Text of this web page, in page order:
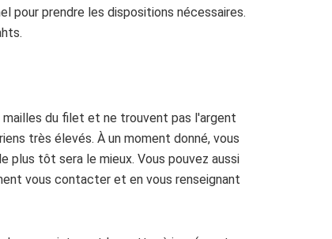
pour prendre les dispositions nécessaires.
du filet et ne trouvent pas l'argent
très élevés. À un moment donné, vous
plus tôt sera le mieux. Vous pouvez aussi
vous contacter et en vous renseignant